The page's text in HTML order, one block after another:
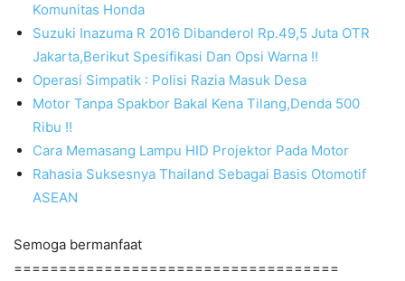
Komunitas Honda
Suzuki Inazuma R 2016 Dibanderol Rp.49,5 Juta OTR
Jakarta,Berikut Spesifikasi Dan Opsi Warna !!
Operasi Simpatik : Polisi Razia Masuk Desa
Motor Tanpa Spakbor Bakal Kena Tilang,Denda 500
Ribu !!
Cara Memasang Lampu HID Projektor Pada Motor
Rahasia Suksesnya Thailand Sebagai Basis Otomotif
ASEAN
Semoga bermanfaat
====================================